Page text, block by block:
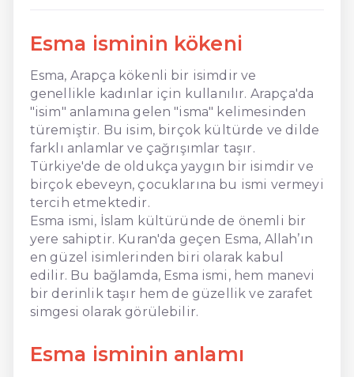
Esma isminin kökeni
Esma, Arapça kökenli bir isimdir ve
genellikle kadınlar için kullanılır. Arapça'da
"isim" anlamına gelen "isma" kelimesinden
türemiştir. Bu isim, birçok kültürde ve dilde
farklı anlamlar ve çağrışımlar taşır.
Türkiye'de de oldukça yaygın bir isimdir ve
birçok ebeveyn, çocuklarına bu ismi vermeyi
tercih etmektedir.
Esma ismi, İslam kültüründe de önemli bir
yere sahiptir. Kuran'da geçen Esma, Allah’ın
en güzel isimlerinden biri olarak kabul
edilir. Bu bağlamda, Esma ismi, hem manevi
bir derinlik taşır hem de güzellik ve zarafet
simgesi olarak görülebilir.
Esma isminin anlamı